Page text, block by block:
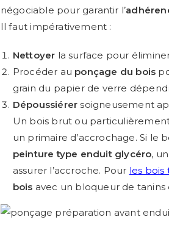
négociable pour garantir l’
Il faut impérativement :
Nettoyer la surface pour
Procéder au ponçage du bois
grain du papier de verre
Dépoussiérer soigneusement
Un bois brut ou
un primaire d’accrochage. Si le
peinture type enduit glycéro,
assurer l’accroche. Pour les bois
bois avec un bloqueur de